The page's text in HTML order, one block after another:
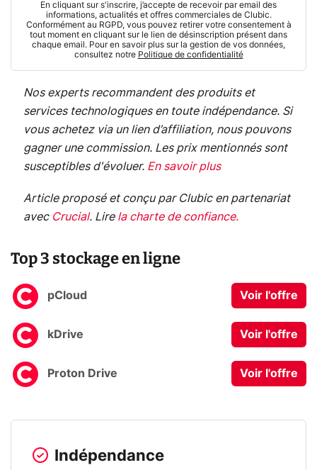
En cliquant sur s'inscrire, j’accepte de recevoir par email des
informations, actualités et offres commerciales de Clubic.
Conformément au RGPD, vous pouvez retirer votre consentement à
tout moment en cliquant sur le lien de désinscription présent dans
chaque email. Pour en savoir plus sur la gestion de vos données,
consultez notre Politique de confidentialité
Nos experts recommandent des produits et
services technologiques en toute indépendance. Si
vous achetez via un lien d’affiliation, nous pouvons
gagner une commission. Les prix mentionnés sont
susceptibles d'évoluer. En savoir plus
Article proposé et conçu par Clubic en partenariat
avec Crucial. Lire la charte de confiance.
Top 3 stockage en ligne
pCloud Voir l'offre
kDrive Voir l'offre
Proton Drive Voir l'offre
Indépendance